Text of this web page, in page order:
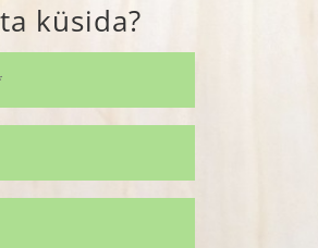
küsida?